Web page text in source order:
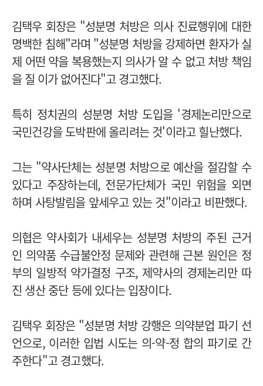
김택우 회장은 "성분명 처방은 의사 진료행위에 대한
명백한 침해"라며 "성분명 처방을 강제하면 환자가 실
제 어떤 약을 복용했는지 의사가 알 수 없고 처방 책임
을 질 이가 없어진다"고 경고했다.
특히 정치권의 성분명 처방 도입을 '경제논리만으로
국민건강을 도박판에 올리려는 것'이라고 힐난했다.
그는 "약사단체는 성분명 처방으로 예산을 절감할 수
있다고 주장하는데, 전문가단체가 국민 위험을 외면
하며 사탕발림을 앞세우고 있는 것"이라고 비판했다.
의협은 약사회가 내세우는 성분명 처방의 주된 근거
인 의약품 수급불안정 문제와 관련해 근본 원인은 정
부의 일방적 약가결정 구조, 제약사의 경제논리만 따
진 생산 중단 등에 있다는 입장이다.
김택우 회장은 "성분명 처방 강행은 의약분업 파기 선
언으로, 이러한 입법 시도는 의-약-정 합의 파기로 간
주한다"고 경고했다.